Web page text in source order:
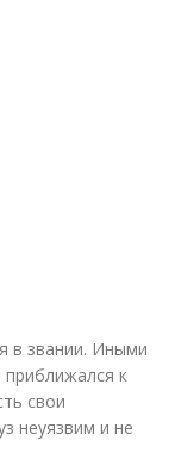
в звании. Иными
к
свои
неуязвим и не